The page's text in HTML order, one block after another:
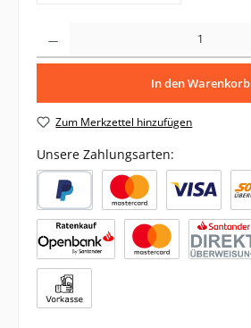
In den Warenkorb
Zum Merkzettel hinzufügen
Unsere Zahlungsarten: